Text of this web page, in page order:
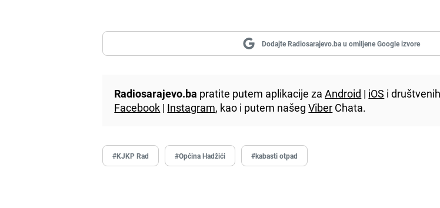
Dodajte Radiosarajevo.ba u omiljene Google izvore
Radiosarajevo.ba pratite putem aplikacije zaAndroid | iOS i
Facebook | Instagram, kao i putem našegViber Chata.
#KJKP Rad #Općina Hadžići #kabasti otpad